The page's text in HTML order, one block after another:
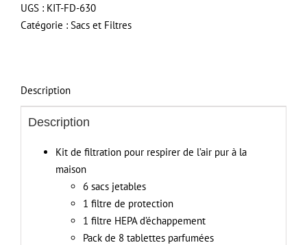
filtration
pour
OVO-
25H
UGS : KIT-FD-630
Catégorie : Sacs et Filtres
Description
Description
Kit de filtration pour respirer de l’air pur à la
maison
6 sacs jetables
1 filtre de protection
1 filtre HEPA d’échappement
Pack de 8 tablettes parfumées